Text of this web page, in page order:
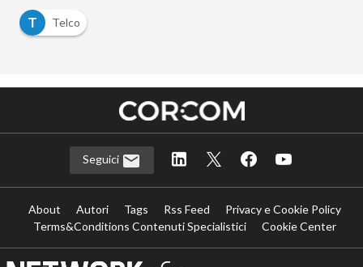
T
Telco
Seguici
About Autori Tags Rss Feed
Privacy e Cookie Policy
Terms&Conditions Contenuti Specialistici
Cookie Center